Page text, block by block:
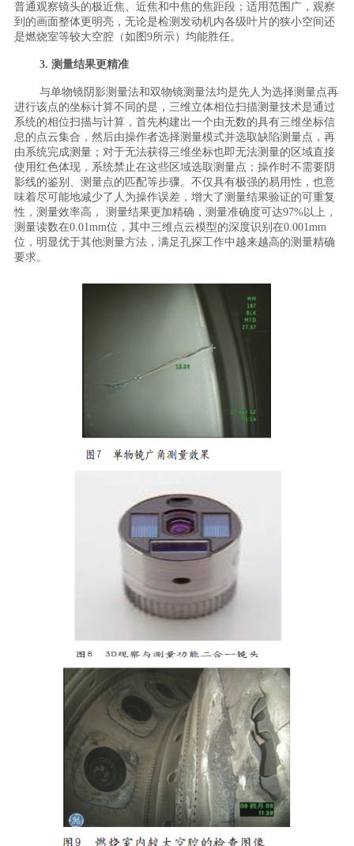
普通观察镜头的极近焦、近焦和中焦的焦距段；适用范围广，观察
到的画面整体更明亮，无论是检测发动机内各级叶片的狭小空间还
是燃烧室等较大空腔（如图9所示）均能胜任。
3. 测量结果更精准
与单物镜阴影测量法和双物镜测量法均是先人为选择测量点再
进行该点的坐标计算不同的是，三维立体相位扫描测量技术是通过
系统的相位扫描与计算，首先构建出一个由无数的具有三维坐标信
息的点云集合，然后由操作者选择测量模式并选取缺陷测量点，再
由系统完成测量；对于无法获得三维坐标也即无法测量的区域直接
使用红色体现，系统禁止在这些区域选取测量点；操作时不需要阴
影线的鉴别、测量点的匹配等步骤。不仅具有极强的易用性，也意
味着尽可能地减少了人为操作误差，增大了测量结果验证的可重复
性，测量效率高， 测量结果更加精确，测量准确度可达97%以上，
测量读数在0.01mm位，其中三维点云模型的深度识别在0.001mm
位，明显优于其他测量方法，满足孔探工作中越来越高的测量精确
要求。